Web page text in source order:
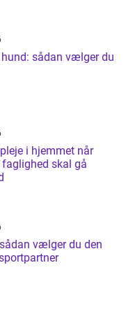
sådan vælger du
i hjemmet når
skal gå
vælger du den